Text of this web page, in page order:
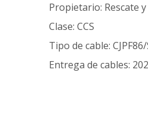
Propietario: Rescate
Clase: CCS
Tipo de cable: CJPF86/
Entrega de cables: